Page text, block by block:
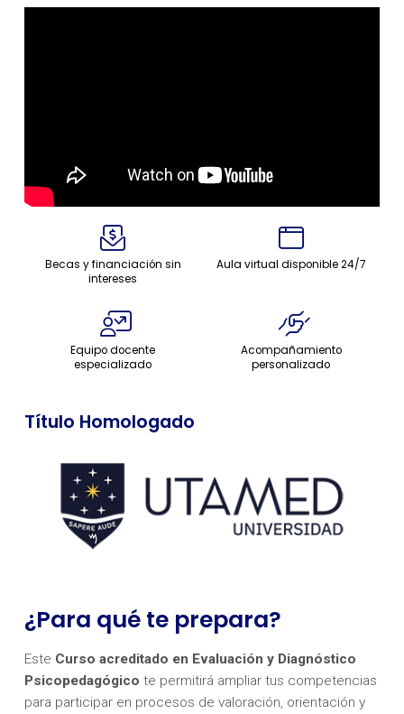
Becas y financiación sin
intereses
Aula virtual disponible 24/7
Equipo docente
especializado
Acompañamiento
personalizado
Título Homologado
¿Para qué te prepara?
Este Curso acreditado en Evaluación y Diagnóstico
Psicopedagógico te permitirá ampliar tus competencias
para participar en procesos de valoración, orientación y